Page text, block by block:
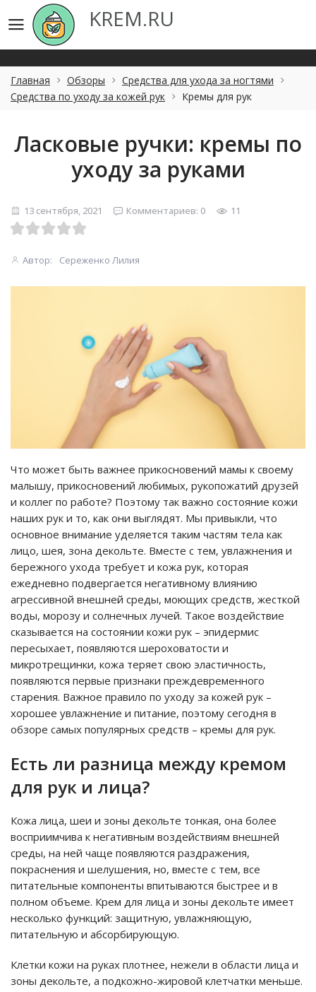
KREM.RU
KREM.RU
Главная Обзоры
Средства для ухода за ногтями
Средства по уходу за кожей рук
Кремы для рук
Ласковые ручки: кремы по
уходу за руками
13 сентября, 2021 Комментариев: 0 11
Автор: Сереженко Лилия
Что может быть важнее прикосновений мамы к своему
малышу, прикосновений любимых, рукопожатий друзей
и коллег по работе? Поэтому так важно состояние кожи
наших рук и то, как они выглядят. Мы привыкли, что
основное внимание уделяется таким частям тела как
лицо, шея, зона декольте. Вместе с тем, увлажнения и
бережного ухода требует и кожа рук, которая
ежедневно подвергается негативному влиянию
агрессивной внешней среды, моющих средств, жесткой
воды, морозу и солнечных лучей. Такое воздействие
сказывается на состоянии кожи рук – эпидермис
пересыхает, появляются шероховатости и
микротрещинки, кожа теряет свою эластичность,
появляются первые признаки преждевременного
старения. Важное правило по уходу за кожей рук –
хорошее увлажнение и питание, поэтому сегодня в
обзоре самых популярных средств – кремы для рук.
Есть ли разница между кремом
для рук и лица?
Кожа лица, шеи и зоны декольте тонкая, она более
восприимчива к негативным воздействиям внешней
среды, на ней чаще появляются раздражения,
покраснения и шелушения, но, вместе с тем, все
питательные компоненты впитываются быстрее и в
полном объеме. Крем для лица и зоны декольте имеет
несколько функций: защитную, увлажняющую,
питательную и абсорбирующую.
Клетки кожи на руках плотнее, нежели в области лица и
зоны декольте, а подкожно-жировой клетчатки меньше.